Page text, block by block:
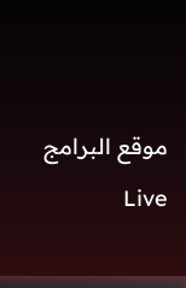
موقع البرامج
Live